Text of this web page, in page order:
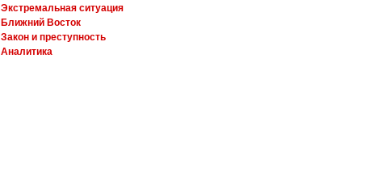
Экстремальная ситуация
Ближний Восток
Закон и преступность
Аналитика